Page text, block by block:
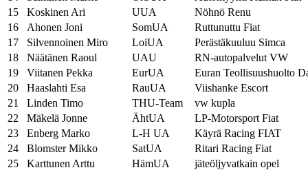
15
Koskinen Ari UUA
Nöhnö Renu
16
Ahonen Joni SomUA
Ruttunuttu Fiat
17
Silvennoinen Miro LoiUA
Perästäkuuluu Simca
18
Näätänen Raoul UAU
RN-autopalvelut VW
19
Viitanen Pekka EurUA
Euran Teollisuushuolto
20
Haaslahti Esa RauUA
Viishanke Escort
21
Linden Timo THU-Team
vw kupla
22
Mäkelä Jonne ÄhtUA
LP-Motorsport Fiat
23
Enberg Marko L-H UA
Käyrä Racing FIAT
24
Blomster Mikko SatUA
Ritari Racing Fiat
25
Karttunen Arttu HämUA
jäteöljyvatkain opel